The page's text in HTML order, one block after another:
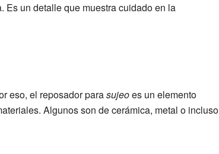
Es un detalle que muestra cuidado en la
eso, el reposador parasujeoes un elemento
Algunos son de cerámica, metal o incluso